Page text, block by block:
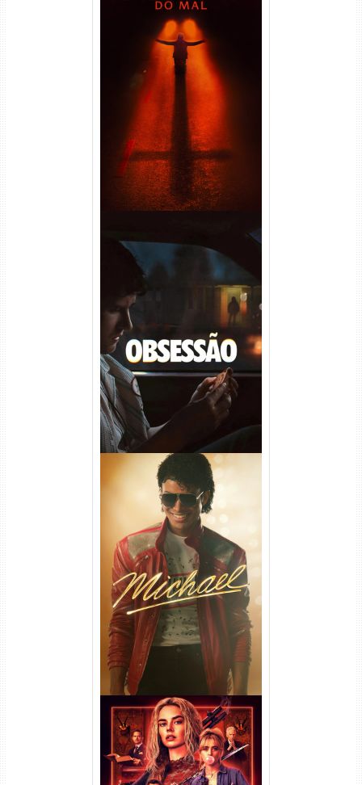
Passageiro do Mal Torrent
(2026) WEB-DL 1080p Dual
Áudio
Obsessão Torrent (2026)
WEB-DL 1080p/4K Dual
Áudio
Michael Torrent (2026) WEB-
DL 1080p/4K Dual Áudio